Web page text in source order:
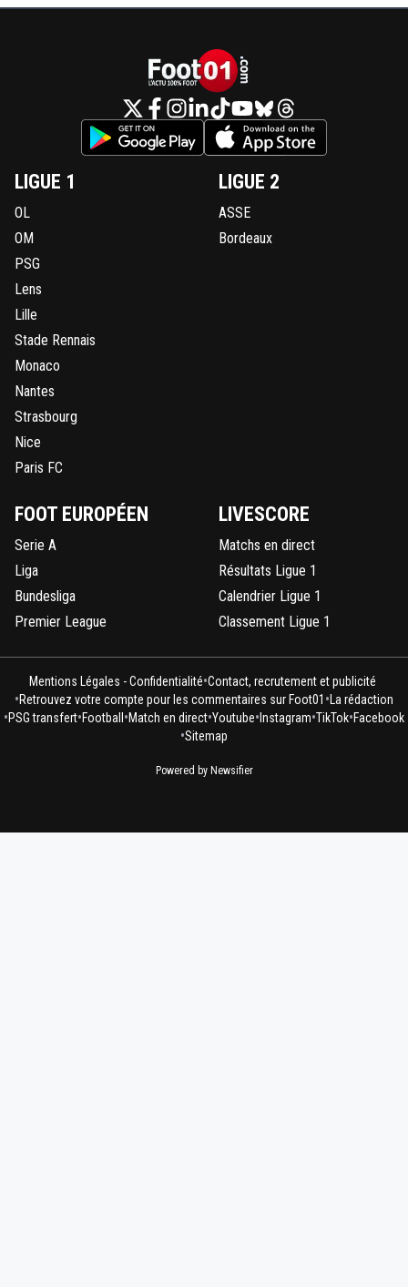
LIGUE 1
OL
OM
PSG
Lens
Lille
Stade Rennais
Monaco
Nantes
Strasbourg
Nice
Paris FC
LIGUE 2
ASSE
Bordeaux
FOOT EUROPÉEN
Serie A
Liga
Bundesliga
Premier League
LIVESCORE
Matchs en direct
Résultats Ligue 1
Calendrier Ligue 1
Classement Ligue 1
Mentions Légales - Confidentialité•Contact, recrutement et publicité
•Retrouvez votre compte pour les commentaires sur Foot01 •La rédaction
•PSG transfert•Football •Match en direct•Youtube• Instagram•TikTok•Facebook
•Sitemap
Powered by Newsifier